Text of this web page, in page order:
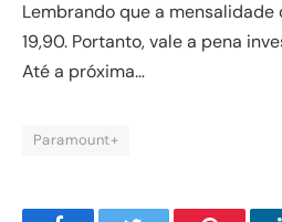
Lembrando que a mensalidade
19,90. Portanto, vale a pena
Até a próxima…
Paramount+